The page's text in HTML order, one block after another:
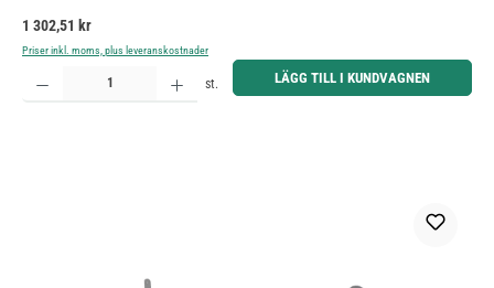
Ordinarie pris:
1 302,51 kr
Priser inkl. moms, plus leveranskostnader
Produktkvantitet: Ange önskat belopp eller använd knapparna för att öka eller minska kvantiteten.
st. LÄGG TILL I KUNDVAGNEN